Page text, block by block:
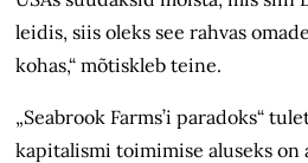
leidis, siis oleks see rahvas
kohas,“ mõtiskleb teine.
„Seabrook Farms’i paradoks“
kapitalismi toimimise aluseks on